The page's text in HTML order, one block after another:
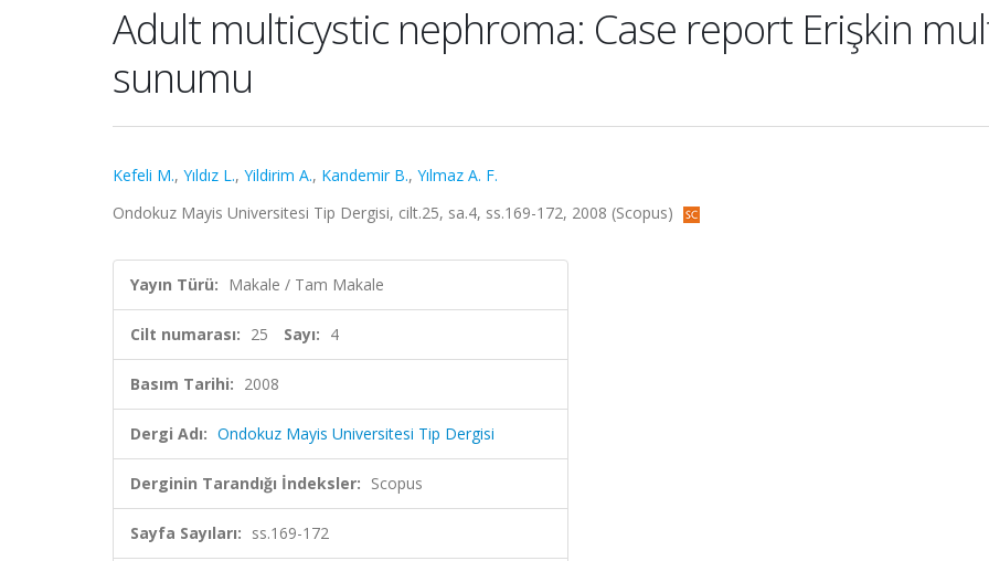
Adult multicystic nephroma: Case report Erişkin
sunumu
Kefeli M., Yıldız L., Yildirim A., Kandemir B., Yılmaz A. F.
Ondokuz Mayis Universitesi Tip Dergisi, cilt.25, sa.4, ss.169-172, 2008 (Scopus)
Yayın Türü: Makale / Tam Makale
Cilt numarası: 25 Sayı: 4
Basım Tarihi: 2008
Dergi Adı: Ondokuz Mayis Universitesi Tip Dergisi
Derginin Tarandığı İndeksler: Scopus
Sayfa Sayıları: ss.169-172